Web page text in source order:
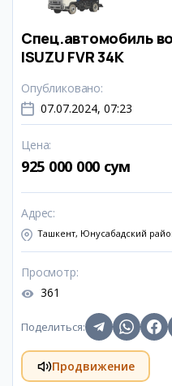
Спец.автомобиль
ISUZU FVR 34K
Опубликовано:
07.07.2024, 07:23
Цена:
925 000 000 сум
Адрес:
Ташкент, Юнусабадский
Просмотр:
361
Поделиться:
Продвижение